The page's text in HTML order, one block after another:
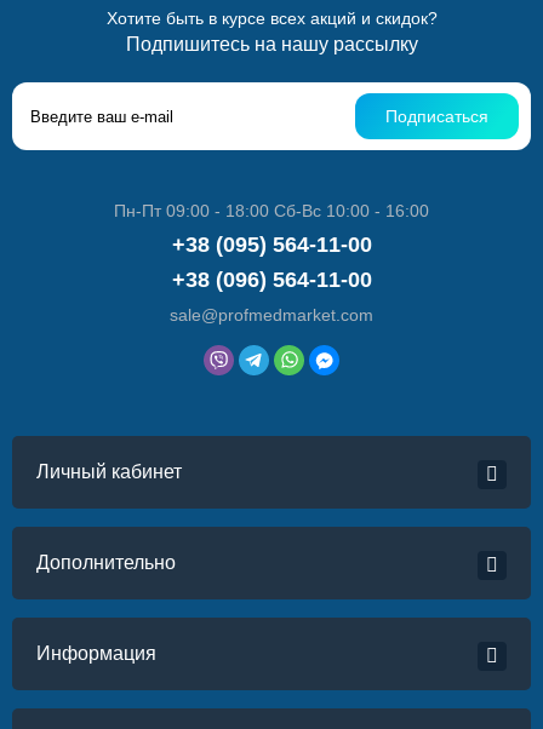
Хотите быть в курсе всех акций и скидок?
Подпишитесь на нашу рассылку
Подписаться
Пн-Пт 09:00 - 18:00 Сб-Вс 10:00 - 16:00
+38 (095) 564-11-00
+38 (096) 564-11-00
sale@profmedmarket.com
Личный кабинет
Дополнительно
Информация